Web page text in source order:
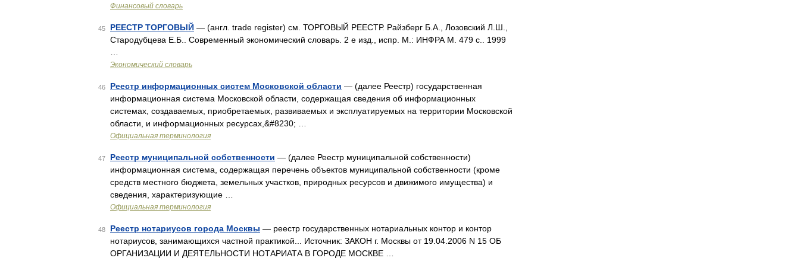
Финансовый словарь
45 РЕЕСТР ТОРГОВЫЙ — (англ. trade register) см. ТОРГОВЫЙ РЕЕСТР. Райзберг Б.А., Лозовский Л.Ш.,
Стародубцева Е.Б.. Современный экономический словарь. 2 е изд., испр. М.: ИНФРА М. 479 с.. 1999
Экономический словарь
46 Реестр информационных систем Московской области — (далее Реестр) государственная
информационная система Московской области, содержащая сведения об информационных
системах, создаваемых, приобретаемых, развиваемых и эксплуатируемых на территории Московской
области, и информационных ресурсах,&#8230; …
Официальная терминология
47 Реестр муниципальной собственности — (далее Реестр муниципальной собственности)
информационная система, содержащая перечень объектов муниципальной собственности (кроме
средств местного бюджета, земельных участков, природных ресурсов и движимого имущества) и
сведения, характеризующие …
Официальная терминология
48 Реестр нотариусов города Москвы — реестр государственных нотариальных контор и контор
нотариусов, занимающихся частной практикой... Источник: ЗАКОН г. Москвы от 19.04.2006 N 15 ОБ
ОРГАНИЗАЦИИ И ДЕЯТЕЛЬНОСТИ НОТАРИАТА В ГОРОДЕ МОСКВЕ …